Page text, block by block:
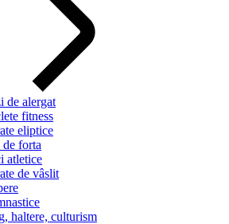
de alergat
fitness
eliptice
de forta
atletice
de vâslit
haltere, culturism